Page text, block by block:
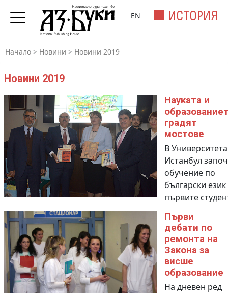
ИСТОРИЯ
EN
Начало > Новини > Новини 2019
Новини 2019
Науката и
градят
мостове
В
Истанбул
обучение по
български
първите
Първи
дебати по
ремонта на
Закона за
висше
образование
На дневен ред